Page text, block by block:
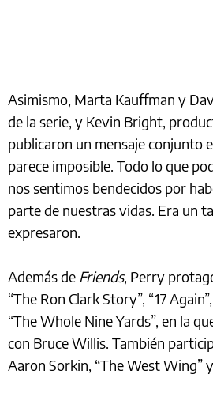
Asimismo, Marta Kauffman y
de la serie, y Kevin Bright,
publicaron un mensaje conjunto
parece imposible. Todo lo que
nos sentimos bendecidos por
parte de nuestras vidas. Era un
expresaron.
Además de Friends, Perry
“The Ron Clark Story”, “17
“The Whole Nine Yards”, en la
con Bruce Willis. También
Aaron Sorkin, “The West Wing”